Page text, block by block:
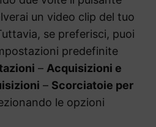
un video clip del tuo
se preferisci, puoi
predefinite
– Acquisizioni e
– Scorciatoie per
le opzioni